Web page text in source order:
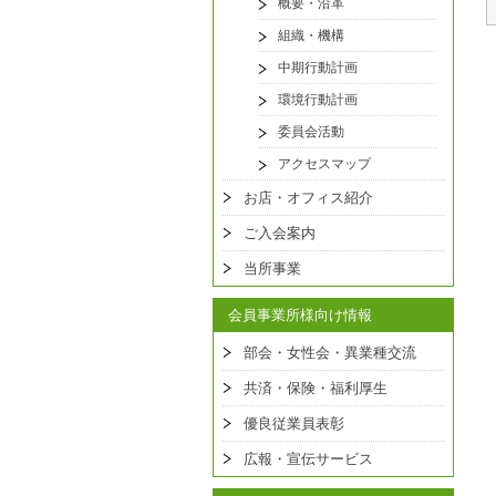
組織・機構
中期行動計画
環境行動計画
委員会活動
アクセスマップ
お店・オフィス紹介
ご入会案内
当所事業
会員事業所様向け情報
部会・女性会・異業種交流
共済・保険・福利厚生
優良従業員表彰
広報・宣伝サービス